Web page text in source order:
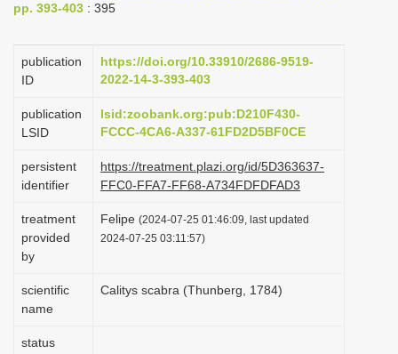
g
a
i
n
pp. 393-403 : 395
publication
ID
https://doi.org/10.33910/2686-9519-
2022-14-3-393-403
publication
LSID
lsid:zoobank.org:pub:D210F430-
FCCC-4CA6-A337-61FD2D5BF0CE
persistent
identifier
https://treatment.plazi.org/id/5D363637-
FFC0-FFA7-FF68-A734FDFDFAD3
treatment
provided
by
Felipe (2024-07-25 01:46:09, last updated
2024-07-25 03:11:57)
scientific
name
Calitys scabra (Thunberg, 1784)
status